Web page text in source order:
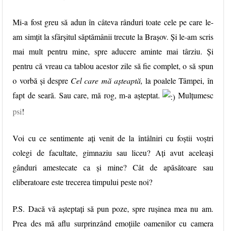
Mi-a fost greu să adun în câteva rânduri toate cele pe care le-
am simțit la sfârșitul săptămânii trecute la Brașov. Și le-am scris
mai mult pentru mine, spre aducere aminte mai târziu. Și
pentru că vreau ca tablou acestor zile să fie complet, o să spun
o vorbă și despre Cel care mă așteaptă, la poalele Tâmpei, în
fapt de seară. Sau care, mă rog, m-a așteptat.
Mulțumesc
psi!
Voi cu ce sentimente ați venit de la întâlniri cu foștii voștri
colegi de facultate, gimnaziu sau liceu? Ați avut aceleași
gânduri amestecate ca și mine? Cât de apăsătoare sau
eliberatoare este trecerea timpului peste noi?
P.S. Dacă vă așteptați să pun poze, spre rușinea mea nu am.
Prea des mă aflu surprinzând emoțiile oamenilor cu camera